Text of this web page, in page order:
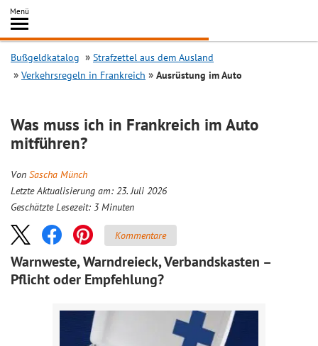
Inhalt
springen
Menü
Search
Bußgeldkatalog
Strafzettel aus dem Ausland
Verkehrsregeln in Frankreich
Ausrüstung im Auto
Was muss ich in Frankreich im Auto
mitführen?
Von Sascha Münch
Letzte Aktualisierung am: 23. Juli 2026
Geschätzte Lesezeit: 3 Minuten
Kommentare
Warnweste, Warndreieck, Verbandskasten –
Pflicht oder Empfehlung?